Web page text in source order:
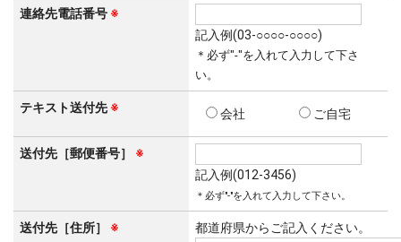
連絡先電話番号 ※
記入例(03-○○○○-○○○○)
＊必ず"-"を入れて入力して下さ
い。
テキスト送付先 ※ 会社 ご自宅
送付先［郵便番号］
※
記入例(012-3456)
＊必ず"-"を入れて入力して下さい。
送付先［住所］ ※ 都道府県からご記入ください。